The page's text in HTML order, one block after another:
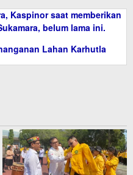
Lahan Karhutla